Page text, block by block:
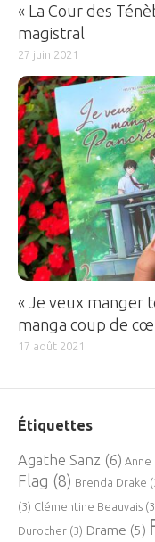
« La Cour des
magistral
27 juin 2021
« Je veux manger
manga coup de
17 août 2021
Étiquettes
Agathe Sanz (6) Anne
Flag (8) Brenda Drake
(3) Clémentine Beauvais
Durocher (3) Drame (5)